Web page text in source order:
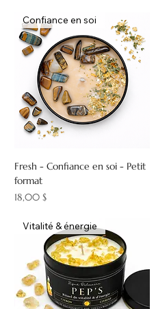
Confiance en soi
Fresh - Confiance en soi - Petit
format
Prix
18,00 $
Vitalité & énergie